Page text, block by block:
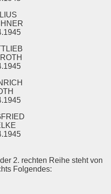
2. rechten Reihe steht von
Folgendes: